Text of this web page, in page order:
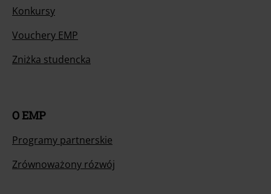
Konkursy
Vouchery EMP
Zniżka studencka
O EMP
Programy partnerskie
Zrównoważony rózwój